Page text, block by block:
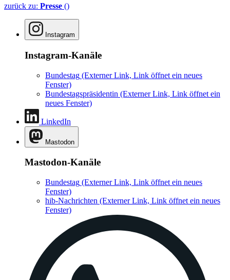
zurück zu: Presse ()
Instagram
Instagram-Kanäle
Bundestag (Externer Link, Link öffnet ein neues
Fenster)
Bundestagspräsidentin (Externer Link, Link öffnet ein
neues Fenster)
LinkedIn
Mastodon
Mastodon-Kanäle
Bundestag (Externer Link, Link öffnet ein neues
Fenster)
hib-Nachrichten (Externer Link, Link öffnet ein neues
Fenster)